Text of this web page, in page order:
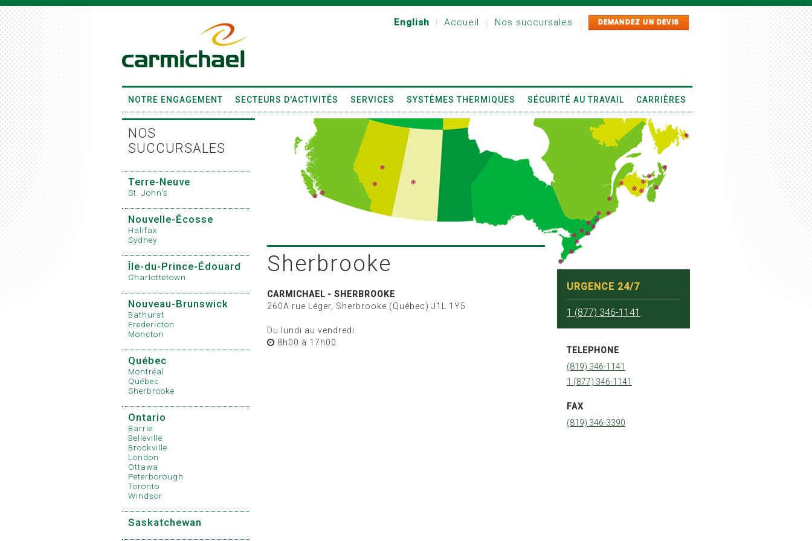
English Accueil Nos succursales DEMANDEZ UN DEVIS
NOTRE ENGAGEMENT SECTEURS D'ACTIVITÉS SERVICES SYSTÈMES THERMIQUES SÉCURITÉ AU TRAVAIL CARRIÈRES
NOS
SUCCURSALES
Terre-Neuve
St. John's
Nouvelle-Écosse
Halifax
Sydney
Île-du-Prince-Édouard
Charlottetown
Nouveau-Brunswick
Bathurst
Fredericton
Moncton
Québec
Montréal
Québec
Sherbrooke
Ontario
Barrie
Belleville
Brockville
London
Ottawa
Peterborough
Toronto
Windsor
Saskatchewan
Sherbrooke
CARMICHAEL - SHERBROOKE
260A rue Léger, Sherbrooke (Québec) J1L 1Y5
Du lundi au vendredi
8h00 à 17h00
URGENCE 24/7
1 (877) 346-1141
TELEPHONE
(819) 346-1141
1 (877) 346-1141
FAX
(819) 346-3390